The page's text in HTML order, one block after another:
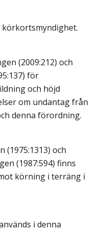
(2009:212) och
för
och höjd
om undantag från
denna förordning.
och
(1987:594) finns
körning i terräng i
i denna